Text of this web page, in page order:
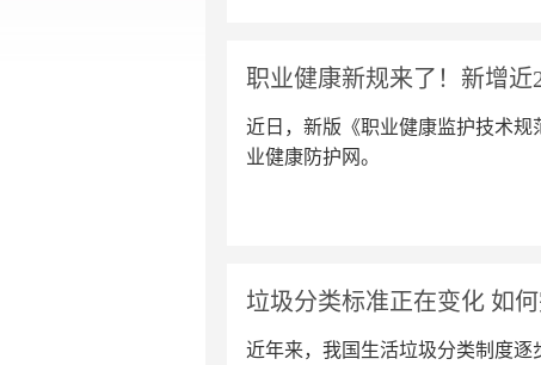
职业健康新规来了！新增近
近日，新版《职业健康监护技术
业健康防护网。
垃圾分类标准正在变化 如
近年来，我国生活垃圾分类制度